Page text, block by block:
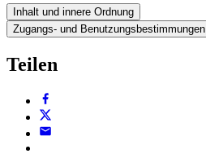
Inhalt und innere Ordnung
Zugangs- und Benutzungsbestimmungen
Teilen